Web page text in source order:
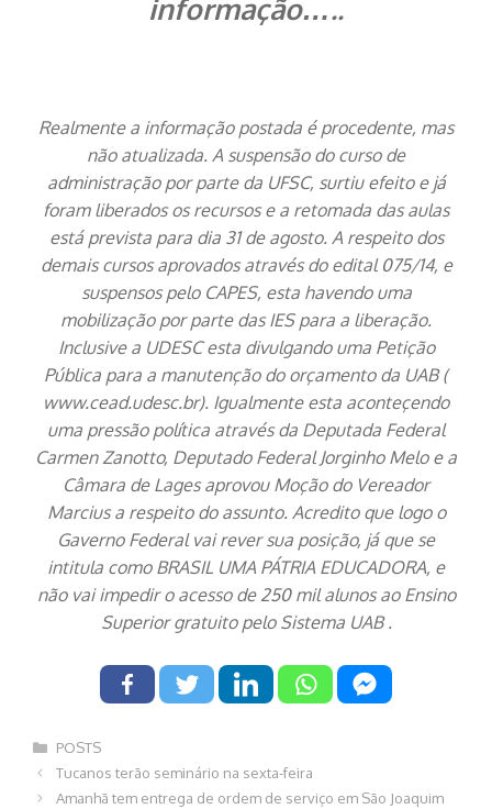
informação…..
Realmente a informação postada é procedente, mas
não atualizada. A suspensão do curso de
administração por parte da UFSC, surtiu efeito e já
foram liberados os recursos e a retomada das aulas
está prevista para dia 31 de agosto. A respeito dos
demais cursos aprovados através do edital 075/14, e
suspensos pelo CAPES, esta havendo uma
mobilização por parte das IES para a liberação.
Inclusive a UDESC esta divulgando uma Petição
Pública para a manutenção do orçamento da UAB (
www.cead.udesc.br). Igualmente esta aconteçendo
uma pressão política através da Deputada Federal
Carmen Zanotto, Deputado Federal Jorginho Melo e a
Câmara de Lages aprovou Moção do Vereador
Marcius a respeito do assunto. Acredito que logo o
Gaverno Federal vai rever sua posição, já que se
intitula como BRASIL UMA PÁTRIA EDUCADORA, e
não vai impedir o acesso de 250 mil alunos ao Ensino
Superior gratuito pelo Sistema UAB .
Categorias
POSTS
Navegação
de
Tucanos terão seminário na sexta-feira
Amanhã tem entrega de ordem de serviço em São Joaquim